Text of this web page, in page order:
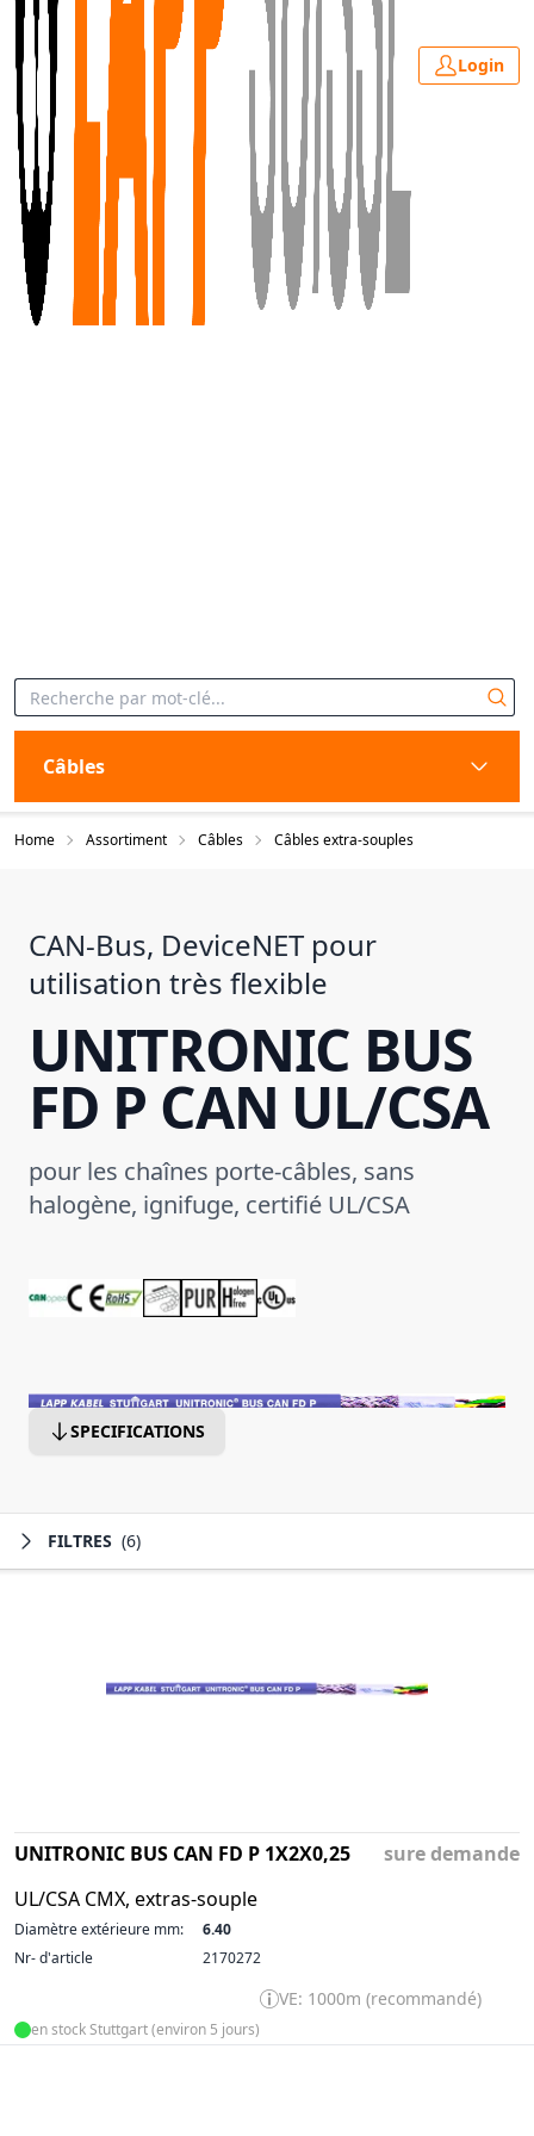
Login
Câbles
Home Assortiment Câbles Câbles extra-souples
CAN-Bus, DeviceNET pour
utilisation très flexible
UNITRONIC BUS
FD P CAN UL/CSA
pour les chaînes porte-câbles, sans
halogène, ignifuge, certifié UL/CSA
SPECIFICATIONS
FILTRES (6)
UNITRONIC BUS CAN FD P 1X2X0,25
UL/CSA CMX, extras-souple
sure demande
Diamètre extérieure mm:
6.40
Nr- d'article
2170272
VE: 1000m (recommandé)
en stock Stuttgart (environ 5 jours)